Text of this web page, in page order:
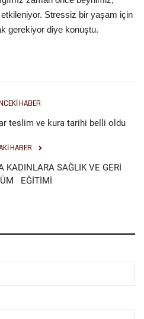
Stressiz bir yaşam için
gerekiyor diye konuştu.
HABER
teslim ve kura tarihi belli oldu
HABER
KADINLARA SAĞLIK VE GERİ
EĞİTİMİ